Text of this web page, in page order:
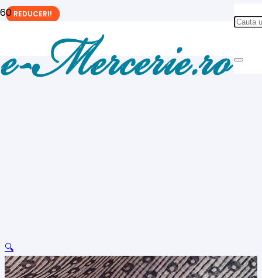
🔍
REDUCERI!
REDUCERI!
REDUCERI!